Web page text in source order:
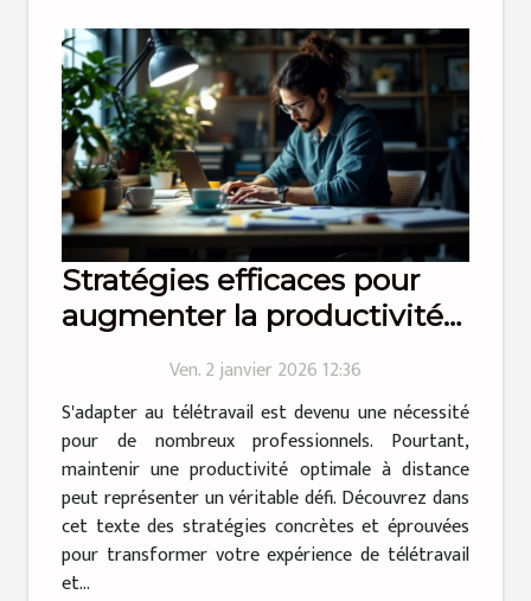
Stratégies efficaces pour
augmenter la productivité
Ven. 2 janvier 2026 12:36
S'adapter au télétravail est devenu une nécessité
pour de nombreux professionnels. Pourtant,
maintenir une productivité optimale à distance
peut représenter un véritable défi. Découvrez dans
cet texte des stratégies concrètes et éprouvées
pour transformer votre expérience de télétravail
et...